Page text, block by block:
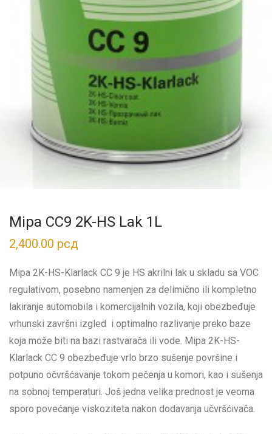
Mipa CC9 2K-HS Lak 1L
2,400.00 рсд
Mipa 2K-HS-Klarlack CC 9 je HS akrilni lak u skladu sa VOC
regulativom, posebno namenjen za delimično ili kompletno
lakiranje automobila i komercijalnih vozila, koji obezbeđuje
vrhunski završni izgled i optimalno razlivanje preko baze
koja može biti na bazi rastvarača ili vode. Mipa 2K-HS-
Klarlack CC 9 obezbeđuje vrlo brzo sušenje površine i
potpuno očvršćavanje tokom pečenja u komori, kao i sušenja
na sobnoj temperaturi. Još jedna velika prednost je veoma
sporo povećanje viskoziteta nakon dodavanja učvršćivača.